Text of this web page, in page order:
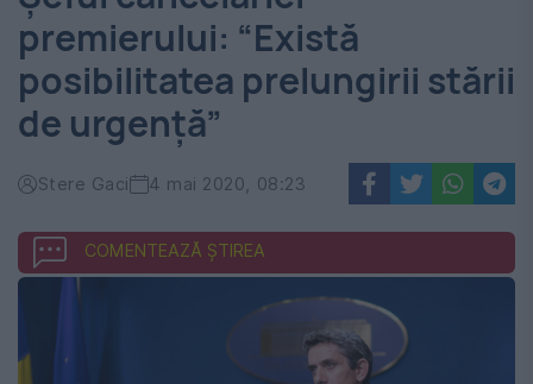
Evenimentul
Zilei
premierului: “Există
posibilitatea prelungirii stării
de urgenţă”
Stere Gaci 4 mai 2020, 08:23
COMENTEAZĂ ȘTIREA